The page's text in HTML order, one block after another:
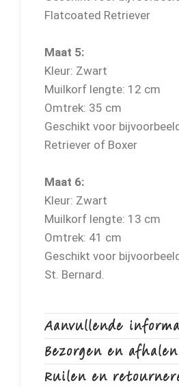
Flatcoated Retriever
Maat 5:
Kleur: Zwart
Muilkorf lengte: 12 cm
Omtrek: 35 cm
Geschikt voor
Retriever of Boxer
Maat 6:
Kleur: Zwart
Muilkorf lengte: 13 cm
Omtrek: 41 cm
Geschikt voor
St. Bernard.
Aanvullende
Bezorgen en afhalen
Ruilen en